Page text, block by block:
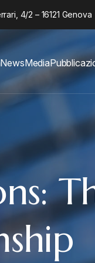
4/2 – 16121 Genova
NewsMedia